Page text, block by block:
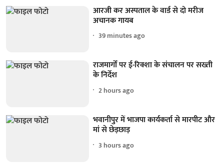
आरजी कर अस्पताल के वार्ड से दो मरीज
अचानक गायब
39 minutes ago
राजमार्गों पर ई-रिक्शा के संचालन पर सख्ती
के निर्देश
2 hours ago
भवानीपुर में भाजपा कार्यकर्ता से मारपीट और
मां से छेड़छाड़
3 hours ago